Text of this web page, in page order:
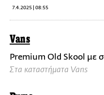
7.4.2025 | 08:55
Vans
Premium Old Skool με
Στα καταστήματα Vans